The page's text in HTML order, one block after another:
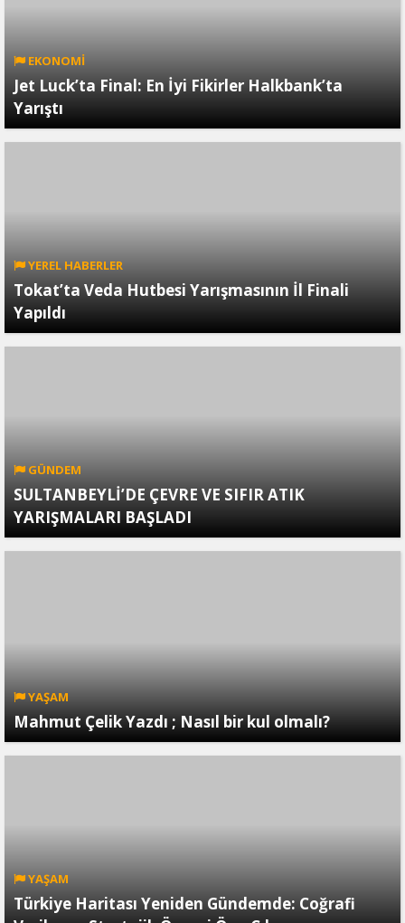
EKONOMİ
Jet Luck’ta Final: En İyi Fikirler Halkbank’ta
Yarıştı
YEREL HABERLER
Tokat’ta Veda Hutbesi Yarışmasının İl Finali
Yapıldı
GÜNDEM
SULTANBEYLİ’DE ÇEVRE VE SIFIR ATIK
YARIŞMALARI BAŞLADI
YAŞAM
Mahmut Çelik Yazdı ; Nasıl bir kul olmalı?
YAŞAM
Türkiye Haritası Yeniden Gündemde: Coğrafi